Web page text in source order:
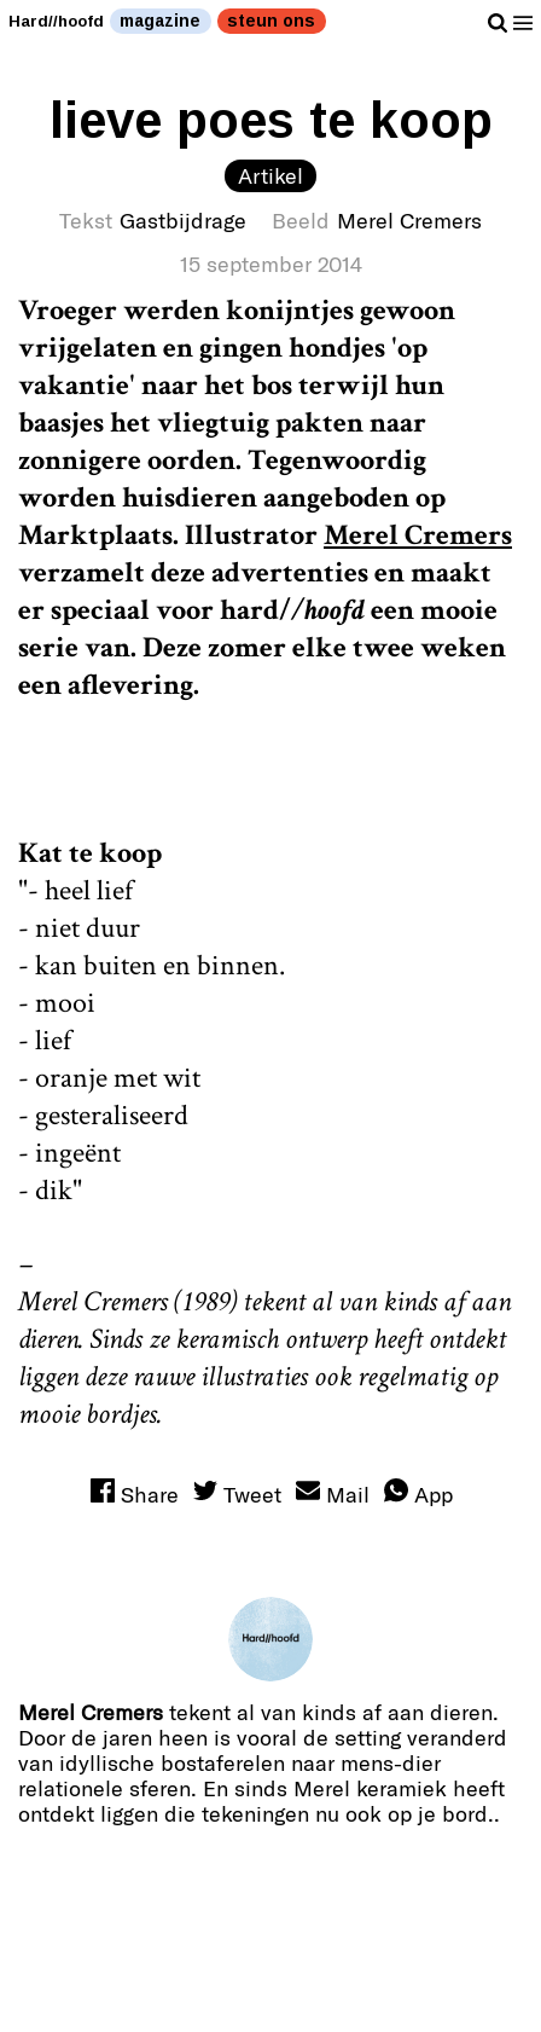
Hard//hoofd magazine steun ons
lieve poes te koop
Artikel
Tekst Gastbijdrage Beeld Merel Cremers
15 september 2014
Vroeger werden konijntjes gewoon
vrijgelaten en gingen hondjes 'op
vakantie' naar het bos terwijl hun
baasjes het vliegtuig pakten naar
zonnigere oorden. Tegenwoordig
worden huisdieren aangeboden op
Marktplaats. IllustratorMerel Cremers
verzamelt deze advertenties en maakt
er speciaal voorhard//hoofdeen mooie
serie van. Deze zomer elke twee weken
een aflevering.
Kat te koop
"- heel lief
- niet duur
- kan buiten en binnen.
- mooi
- lief
- oranje met wit
- gesteraliseerd
- ingeënt
- dik"
–
Merel Cremers (1989) tekent al van kinds af aan
dieren. Sinds ze keramisch ontwerp heeft ontdekt
liggen deze rauwe illustraties ook regelmatig op
mooie bordjes.
Share Tweet Mail App
Merel Cremers tekent al van kinds af aan dieren.
Door de jaren heen is vooral de setting veranderd
van idyllische bostaferelen naar mens-dier
relationele sferen. En sinds Merel keramiek heeft
ontdekt liggen die tekeningen nu ook op je bord..